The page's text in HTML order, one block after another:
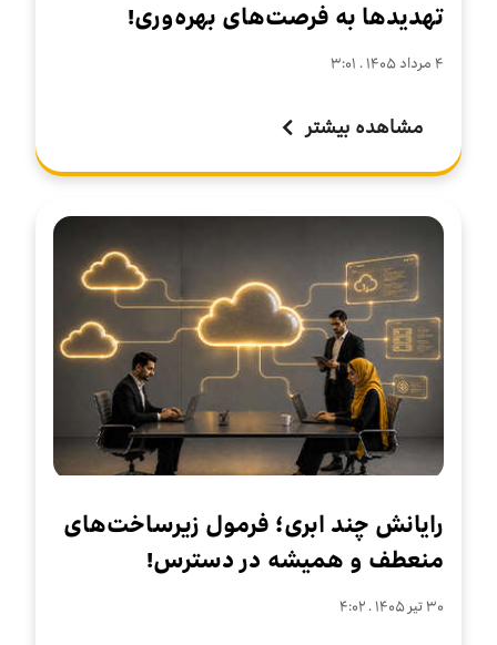
تهدیدها به فرصت‌های بهره‌وری!
۴ مرداد ۱۴۰۵ . ۳:۰۱
مشاهده بیشتر
رایانش چند ابری؛ فرمول زیرساخت‌های
منعطف و همیشه در دسترس!
۳۰ تير ۱۴۰۵ . ۴:۰۲